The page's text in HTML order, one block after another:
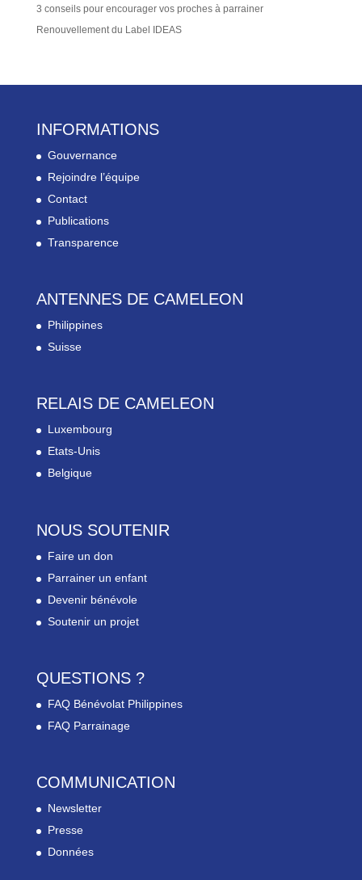
3 conseils pour encourager vos proches à parrainer
Renouvellement du Label IDEAS
INFORMATIONS
Gouvernance
Rejoindre l’équipe
Contact
Publications
Transparence
ANTENNES DE CAMELEON
Philippines
Suisse
RELAIS DE CAMELEON
Luxembourg
Etats-Unis
Belgique
NOUS SOUTENIR
Faire un don
Parrainer un enfant
Devenir bénévole
Soutenir un projet
QUESTIONS ?
FAQ Bénévolat Philippines
FAQ Parrainage
COMMUNICATION
Newsletter
Presse
Données